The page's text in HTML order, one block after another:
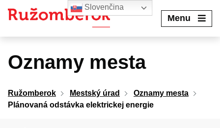
Menu
Oznamy mesta
Ružomberok Mestský úrad
Oznamy mesta
Plánovaná odstávka elektrickej energie
Slovenčina